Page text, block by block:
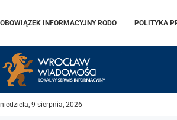
OBOWIĄZEK INFORMACYJNY RODO POLITYKA
niedziela, 9 sierpnia, 2026